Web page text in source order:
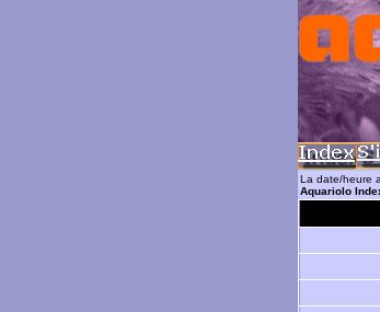
La date/heure
Aquariolo